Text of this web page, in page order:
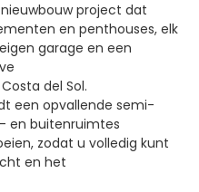
project dat
en penthouses, elk
garage en een
del Sol.
een opvallende semi-
en buitenruimtes
zodat u volledig kunt
en het